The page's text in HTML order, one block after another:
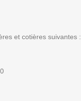
et cotières suivantes :